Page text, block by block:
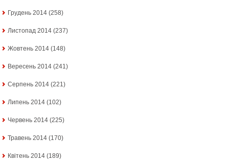
Грудень 2014 (258)
Листопад 2014 (237)
Жовтень 2014 (148)
Вересень 2014 (241)
Серпень 2014 (221)
Липень 2014 (102)
Червень 2014 (225)
Травень 2014 (170)
Квітень 2014 (189)